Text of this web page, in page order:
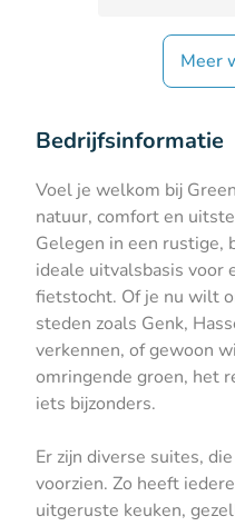
Meer
Bedrijfsinformatie
Voel je welkom bij
natuur, comfort en
Gelegen in een rustige,
ideale uitvalsbasis voor
fietstocht. Of je nu wilt
steden zoals Genk,
verkennen, of gewoon
omringende groen, het
iets bijzonders.
Er zijn diverse suites,
voorzien. Zo heeft
uitgeruste keuken,